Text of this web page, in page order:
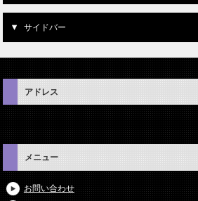
サイドバー
アドレス
メニュー
お問い合わせ